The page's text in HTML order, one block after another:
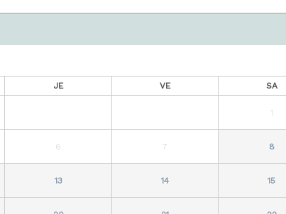
JE VE SA
1
6 7 8
13 14 15